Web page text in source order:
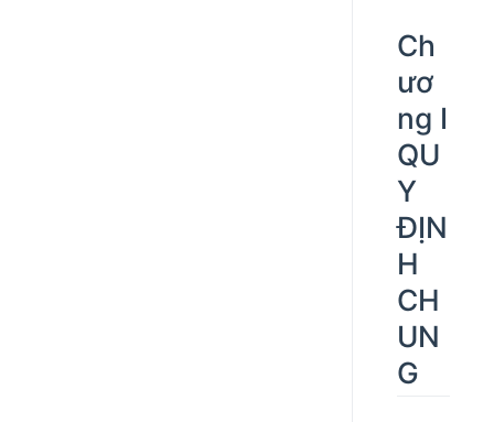
Ch
ươ
ng I
QU
Y
ĐỊN
H
CH
UN
G